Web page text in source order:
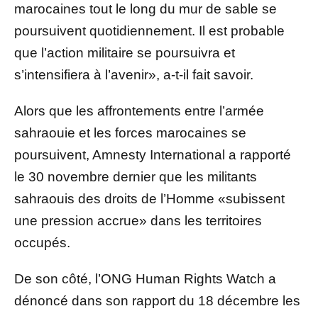
marocaines tout le long du mur de sable se
poursuivent quotidiennement. Il est probable
que l’action militaire se poursuivra et
s’intensifiera à l’avenir», a-t-il fait savoir.
Alors que les affrontements entre l’armée
sahraouie et les forces marocaines se
poursuivent, Amnesty International a rapporté
le 30 novembre dernier que les militants
sahraouis des droits de l’Homme «subissent
une pression accrue» dans les territoires
occupés.
De son côté, l’ONG Human Rights Watch a
dénoncé dans son rapport du 18 décembre les